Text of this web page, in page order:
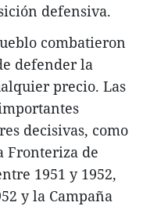
defensiva.
combatieron
defender la
precio. Las
decisivas, como
Fronteriza de
1951 y 1952,
y la Campaña